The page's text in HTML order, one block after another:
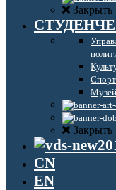
Закрыть
Музей
Закрыть
CN
EN